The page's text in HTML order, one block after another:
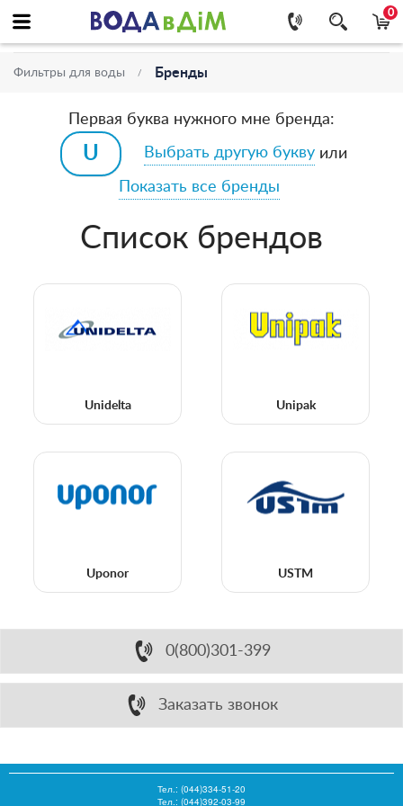
0
Фильтры для воды Бренды
Первая буква нужного мне бренда:
Выбрать другую букву или
Показать все бренды
Список брендов
Unidelta Unipak
Uponor USTM
0(800)301-399
Заказать звонок
Тел.: (044)334-51-20
Тел.: (044)392-03-99